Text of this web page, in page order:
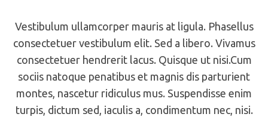
Vestibulum ullamcorper mauris at ligula. Phasellus
consectetuer vestibulum elit. Sed a libero. Vivamus
consectetuer hendrerit lacus. Quisque ut nisi.Cum
sociis natoque penatibus et magnis dis parturient
montes, nascetur ridiculus mus. Suspendisse enim
turpis, dictum sed, iaculis a, condimentum nec, nisi.